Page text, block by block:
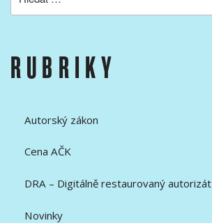
RUBRIKY
Autorský zákon
Cena AČK
DRA – Digitálně restaurovaný autorizát
Novinky